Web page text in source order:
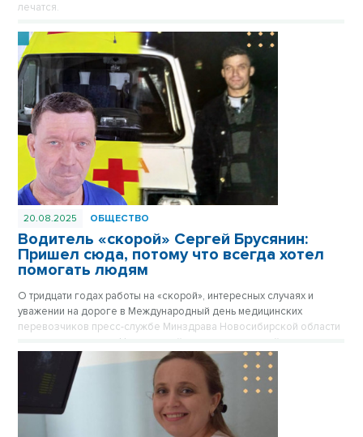
лечатся.
20.08.2025 ОБЩЕСТВО
Водитель «скорой» Сергей Брусянин:
Пришел сюда, потому что всегда хотел
помогать людям
О тридцати годах работы на «скорой», интересных случаях и
уважении на дороге в Международный день медицинских
перевозчиков пресс-службе Минздрава Новосибирской области
рассказал водитель Центральной подстанции скорой помощи
Сергей Брусянин.